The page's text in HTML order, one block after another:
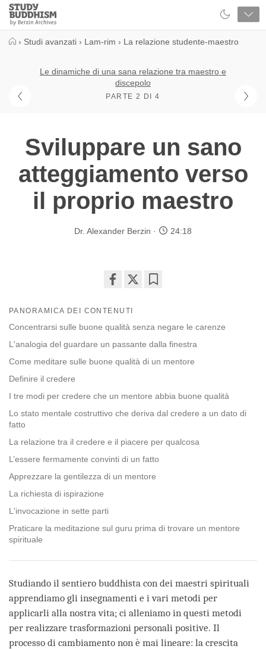
Close
Study
Buddhism
› Studi avanzati › Lam-rim › La relazione studente-maestro
Le dinamiche di una sana relazione tra maestro e
discepolo
PARTE 2 DI 4
Sviluppare un sano
atteggiamento verso
il proprio maestro
Dr. Alexander Berzin 24:18
on
facebook
PANORAMICA DEI CONTENUTI
Concentrarsi sulle buone qualità senza negare le carenze
L'analogia del guardare un passante dalla finestra
Come meditare sulle buone qualità di un mentore
Definire il credere
I tre modi per credere che un mentore abbia buone qualità
Lo stato mentale costruttivo che deriva dal credere a un dato di
fatto
La relazione tra il credere e il piacere per qualcosa
L’essere fermamente convinti di un fatto
Apprezzare la gentilezza di un mentore
La richiesta di ispirazione
L'invocazione in sette parti
Praticare la meditazione sul guru prima di trovare un mentore
spirituale
Studiando il sentiero buddhista con dei maestri spirituali
apprendiamo gli insegnamenti e i vari metodi per
applicarli alla nostra vita; ci alleniamo in questi metodi
per realizzare trasformazioni personali positive. Il
processo di cambiamento non è mai lineare: la crescita